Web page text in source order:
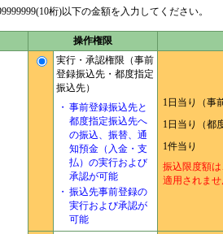
桁)以下の金額を入力してください。
操作権限
実行・承認権限（事前
登録振込先・都度指定
振込先）
・ 事前登録振込先と
都度指定振込先へ
の振込、振替、通
知預金（入金・支
払）の実行および
承認が可能
・ 振込先事前登録の
実行および承認が
可能
1日当り（事
1日当り（都
1件当り
振込限度額
適用されま